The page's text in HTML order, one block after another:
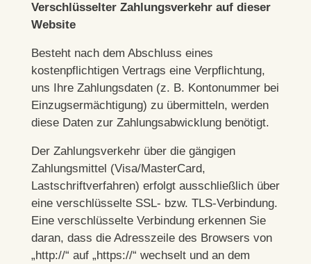
Verschlüsselter Zahlungsverkehr auf dieser
Website
Besteht nach dem Abschluss eines
kostenpflichtigen Vertrags eine Verpflichtung,
uns Ihre Zahlungsdaten (z. B. Kontonummer bei
Einzugsermächtigung) zu übermitteln, werden
diese Daten zur Zahlungsabwicklung benötigt.
Der Zahlungsverkehr über die gängigen
Zahlungsmittel (Visa/MasterCard,
Lastschriftverfahren) erfolgt ausschließlich über
eine verschlüsselte SSL- bzw. TLS-Verbindung.
Eine verschlüsselte Verbindung erkennen Sie
daran, dass die Adresszeile des Browsers von
„http://“ auf „https://“ wechselt und an dem